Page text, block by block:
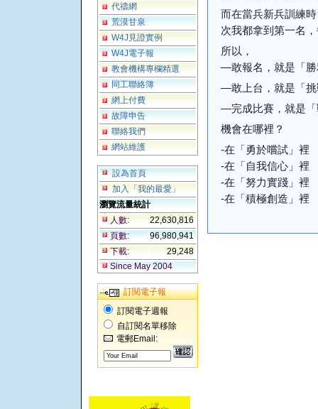
代禱網
荒漠甘泉
W4J見證實例
W4J電子報
教會機構專欄精選
同工聯絡簿
網上付費
故障申告
聯絡我們
網站維護
設為首頁
加入「我的最愛」
瀏覽流量統計
人數:
22,630,816
頁數:
96,980,941
下載:
29,248
Since May 2004
訂閱電子報
訂閱電子週報
自訂閱名單移除
電郵Email:
而在當兵新兵訓練
次我都拿到第一名
所以，
—敢報名，就是「勝
—敢上台，就是「挑
—完成比賽，就是「
機會在哪裡？
-在「勇於嚐試」裡
-在「自我信心」裡
-在「努力實踐」裡
-在「積極創造」裡